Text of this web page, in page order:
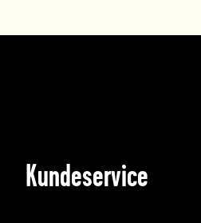
Kundeservice